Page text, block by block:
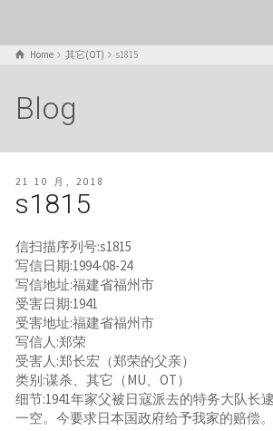
Home 其它(OT) s1815
Blog
21 10 月, 2018
s1815
信扫描序列号:s1815
写信日期:1994-08-24
写信地址:福建省福州市
受害日期:1941
受害地址:福建省福州市
写信人:郑荣
受害人:郑长宏（郑荣的父亲）
类别:谋杀、其它（MU、OT）
细节:1941年家父被日寇派去的特务大队
一空。今要求日本国政府给予我家的赔偿。